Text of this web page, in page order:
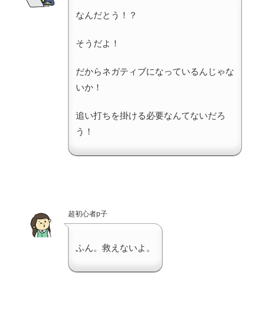
なんだとう！？
そうだよ！
だからネガティブになっているんじゃな
いか！
追い打ちを掛ける必要なんてないだろ
う！
超初心者p子
ふん。救えないよ。